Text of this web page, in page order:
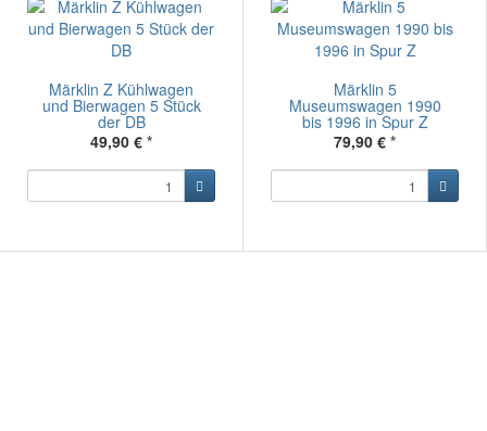
Märklin Z Kühlwagen
und Bierwagen 5 Stück
der DB
49,90 € *
Märklin 5
Museumswagen 1990
bis 1996 in Spur Z
79,90 € *